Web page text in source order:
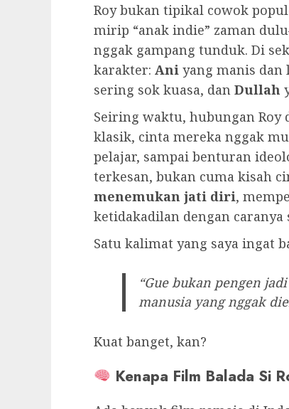
Roy bukan tipikal cowok
mirip “anak indie” zaman
nggak gampang tunduk. Di
karakter: Ani yang manis dan
sering sok kuasa, dan Dullah
Seiring waktu, hubungan Roy
klasik, cinta mereka nggak
pelajar, sampai benturan
terkesan, bukan cuma kisah
menemukan jati diri,
ketidakadilan dengan caranya
Satu kalimat yang saya ingat
“Gue bukan pengen
manusia yang nggak
Kuat banget, kan?
Kenapa Film Balada Si